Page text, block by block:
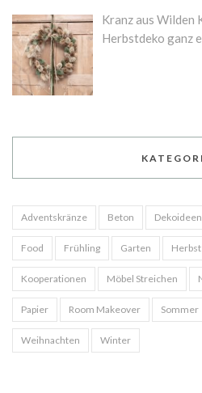
Kranz aus Wilden
Herbstdeko ganz
Adventskränze Beton
Food Frühling Garten Herbst
Kooperationen Möbel Streichen
Papier Room Makeover Sommer
Weihnachten Winter